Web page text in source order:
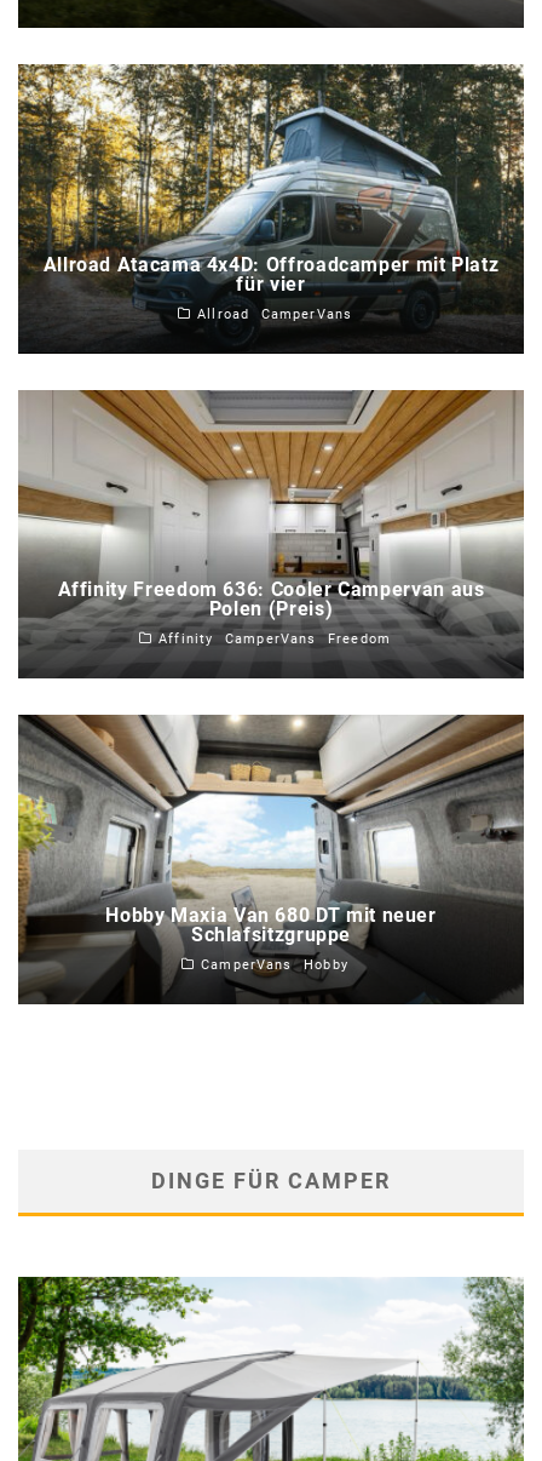
Allroad Atacama 4x4D: Offroadcamper mit Platz
für vier
Allroad CamperVans
Affinity Freedom 636: Cooler Campervan aus
Polen (Preis)
Affinity CamperVans Freedom
Hobby Maxia Van 680 DT mit neuer
Schlafsitzgruppe
CamperVans Hobby
DINGE FÜR CAMPER